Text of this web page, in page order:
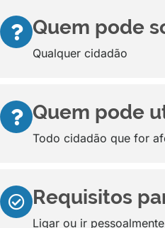
Quem pode
Qualquer cidadão
Quem pode
Todo cidadão que for
Requisitos
Ligar ou ir